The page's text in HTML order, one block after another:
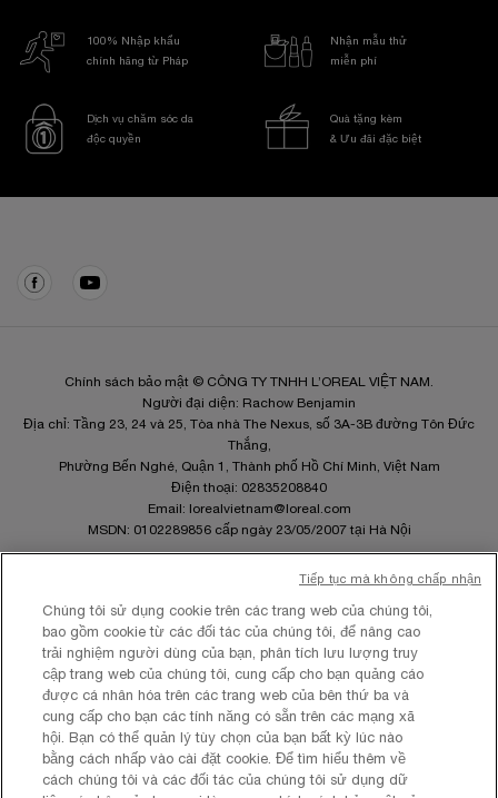
100% Nhập khẩu
chính hãng từ Pháp
Nhận mẫu thử
miễn phí
Dịch vụ chăm sóc da
độc quyền
Quà tặng kèm
& Ưu đãi đặc biệt
Chính sách bảo mật © CÔNG TY TNHH L’OREAL VIỆT NAM.
Người đại diện: Rachow Benjamin
Địa chỉ: Tầng 23, 24 và 25, Tòa nhà The Nexus, số 3A-3B đường Tôn Đức
Thắng,
Phường Bến Nghé, Quận 1, Thành phố Hồ Chí Minh, Việt Nam
Điện thoại: 02835208840
Email:
lorealvietnam@loreal.com
MSDN: 0102289856 cấp ngày 23/05/2007 tại Hà Nội
Site Map
Điều khoản và Điều kiện
Chính sách quyền riêng tư
Cài Đặt Cookies
Chúng tôi sử dụng cookie trên các trang web của chúng tôi,
bao gồm cookie từ các đối tác của chúng tôi, để nâng cao
trải nghiệm người dùng của bạn, phân tích lưu lượng truy
cập trang web của chúng tôi, cung cấp cho bạn quảng cáo
được cá nhân hóa trên các trang web của bên thứ ba và
cung cấp cho bạn các tính năng có sẵn trên các mạng xã
hội. Bạn có thể quản lý tùy chọn của bạn bất kỳ lúc nào
bằng cách nhấp vào cài đặt cookie. Để tìm hiểu thêm về
cách chúng tôi và các đối tác của chúng tôi sử dụng dữ
Tiếp tục mà không chấp nhận